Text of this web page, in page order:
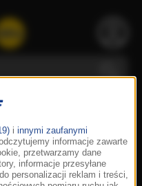
i innymi zaufanymi
informacje zawarte
przetwarzamy dane
informacje przesyłane
personalizacji reklam i treści,